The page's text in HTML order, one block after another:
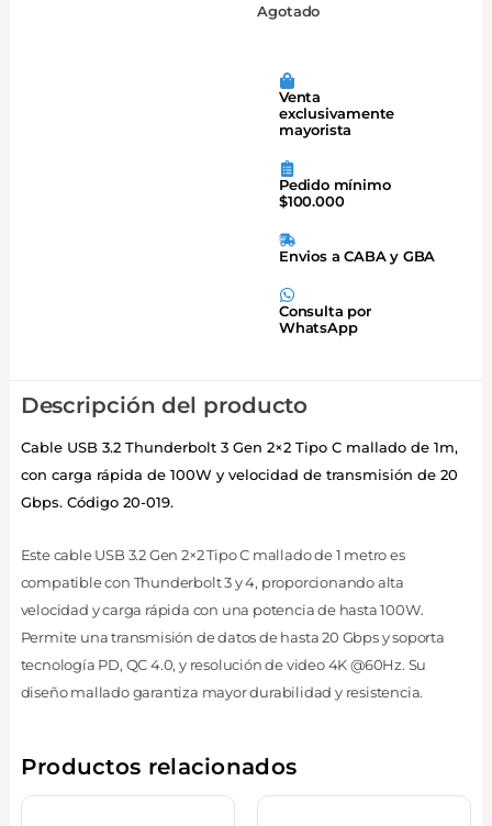
Agotado
Venta
exclusivamente
mayorista
Pedido mínimo
$100.000
Envios a CABA y GBA
Consulta por
WhatsApp
Descripción del producto
Cable USB 3.2 Thunderbolt 3 Gen 2×2 Tipo C mallado de 1m,
con carga rápida de 100W y velocidad de transmisión de 20
Gbps. Código 20-019.
Este cable USB 3.2 Gen 2×2 Tipo C mallado de 1 metro es
compatible con Thunderbolt 3 y 4, proporcionando alta
velocidad y carga rápida con una potencia de hasta 100W.
Permite una transmisión de datos de hasta 20 Gbps y soporta
tecnología PD, QC 4.0, y resolución de video 4K @60Hz. Su
diseño mallado garantiza mayor durabilidad y resistencia.
Productos relacionados